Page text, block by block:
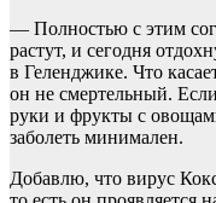
— Полностью с этим
растут, и сегодня
в Геленджике. Что
он не смертельный.
руки и фрукты с
заболеть минимален.
Добавлю, что вирус